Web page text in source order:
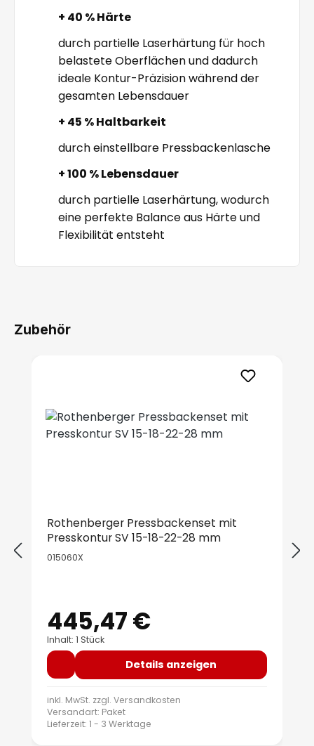
+ 40 % Härte
durch partielle Laserhärtung für hoch
belastete Oberflächen und dadurch
ideale Kontur-Präzision während der
gesamten Lebensdauer
+ 45 % Haltbarkeit
durch einstellbare Pressbackenlasche
+ 100 % Lebensdauer
durch partielle Laserhärtung, wodurch
eine perfekte Balance aus Härte und
Flexibilität entsteht
Zubehör
Rothenberger Pressbackenset mit
Presskontur SV 15-18-22-28 mm
015060X
Regulärer Preis:
445,47 €
Inhalt: 1 Stück
Details anzeigen
inkl. MwSt. zzgl. Versandkosten
Versandart: Paket
Lieferzeit: 1 - 3 Werktage